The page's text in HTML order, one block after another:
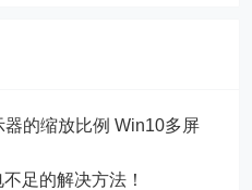
的缩放比例 Win10多屏
足的解决方法！